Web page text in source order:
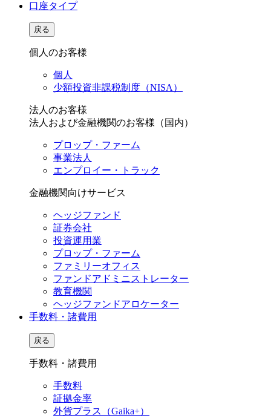
口座タイプ
戻る
個人のお客様
個人
少額投資非課税制度（NISA）
法人のお客様
法人および金融機関のお客様（国内）
プロップ・ファーム
事業法人
エンプロイー・トラック
金融機関向けサービス
ヘッジファンド
証券会社
投資運用業
プロップ・ファーム
ファミリーオフィス
ファンドアドミニストレーター
教育機関
ヘッジファンドアロケーター
手数料・諸費用
戻る
手数料・諸費用
手数料
証拠金率
外貨プラス（Gaika+）